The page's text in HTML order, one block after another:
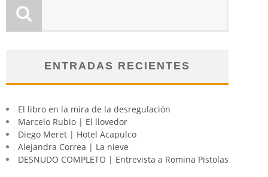
ENTRADAS RECIENTES
El libro en la mira de la desregulación
Marcelo Rubio | El llovedor
Diego Meret | Hotel Acapulco
Alejandra Correa | La nieve
DESNUDO COMPLETO | Entrevista a Romina Pistolas